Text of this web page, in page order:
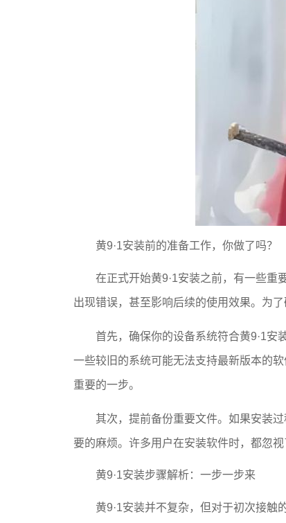
黄9·1安装前的准备工作，你做了吗？
在正式开始黄9·1安装之前，有一些重
出现错误，甚至影响后续的使用效果。为
首先，确保你的设备系统符合黄9·1安
一些较旧的系统可能无法支持最新版本的
重要的一步。
其次，提前备份重要文件。如果安装
要的麻烦。许多用户在安装软件时，都忽
黄9·1安装步骤解析：一步一步来
黄9·1安装并不复杂，但对于初次接